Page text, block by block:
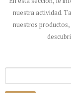
nuestra actividad.
nuestros